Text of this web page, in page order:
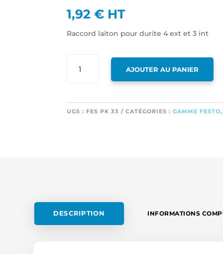
1,92€ HT
Raccord laiton pour durite 4 ext et 3 int
AJOUTER AU PANIER
UGS : FES PK 33 CATÉGORIES :GAMME FESTO,
DESCRIPTION INFORMATIONS